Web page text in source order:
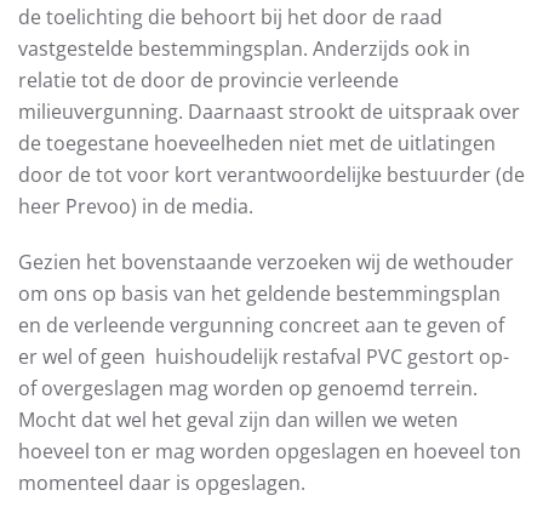
de toelichting die behoort bij het door de raad
vastgestelde bestemmingsplan. Anderzijds ook in
relatie tot de door de provincie verleende
milieuvergunning. Daarnaast strookt de uitspraak over
de toegestane hoeveelheden niet met de uitlatingen
door de tot voor kort verantwoordelijke bestuurder (de
heer Prevoo) in de media.
Gezien het bovenstaande verzoeken wij de wethouder
om ons op basis van het geldende bestemmingsplan
en de verleende vergunning concreet aan te geven of
er wel of geen huishoudelijk restafval PVC gestort op-
of overgeslagen mag worden op genoemd terrein.
Mocht dat wel het geval zijn dan willen we weten
hoeveel ton er mag worden opgeslagen en hoeveel ton
momenteel daar is opgeslagen.